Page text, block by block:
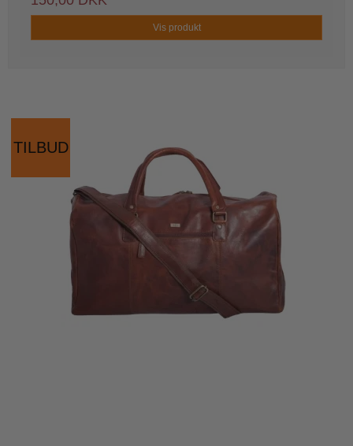
Vis produkt
TILBUD